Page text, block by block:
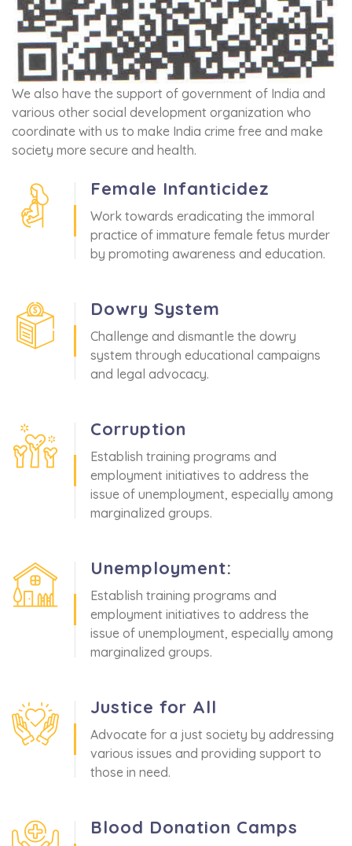
We also have the support of government of India and
various other social development organization who
coordinate with us to make India crime free and make
society more secure and health.
Female Infanticidez
Work towards eradicating the immoral
practice of immature female fetus murder
by promoting awareness and education.
Dowry System
Challenge and dismantle the dowry
system through educational campaigns
and legal advocacy.
Corruption
Establish training programs and
employment initiatives to address the
issue of unemployment, especially among
marginalized groups.
Unemployment:
Establish training programs and
employment initiatives to address the
issue of unemployment, especially among
marginalized groups.
Justice for All
Advocate for a just society by addressing
various issues and providing support to
those in need.
Blood Donation Camps